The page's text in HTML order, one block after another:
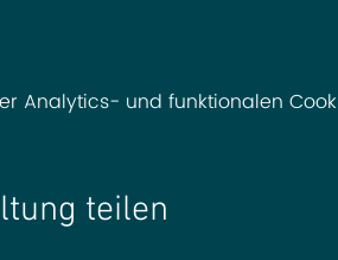
Analytics- und funktionalen
teilen